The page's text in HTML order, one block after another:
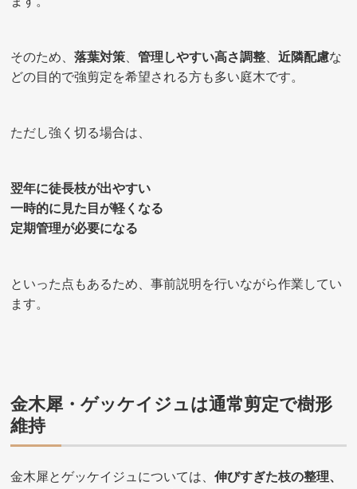
そのため、落葉対策 、管理しやすい高さ調整 、近隣配慮な
どの目的で強剪定を希望される方も多い庭木です。
ただし強く切る場合は、
翌年に徒長枝が出やすい
一時的に見た目が軽くなる
定期管理が必要になる
といった点もあるため、事前説明を行いながら作業してい
ます。
金木犀・ゲッケイジュは通常剪定で樹形
維持
金木犀とゲッケイジュについては、伸びすぎた枝の整理、